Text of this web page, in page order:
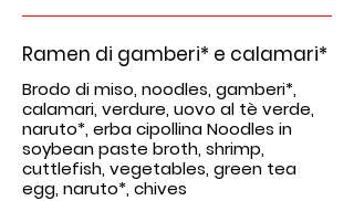
Ramen di gamberi* e calamari*
Brodo di miso, noodles, gamberi*,
calamari, verdure, uovo al tè verde,
naruto*, erba cipollina Noodles in
soybean paste broth, shrimp,
cuttlefish, vegetables, green tea
egg, naruto*, chives